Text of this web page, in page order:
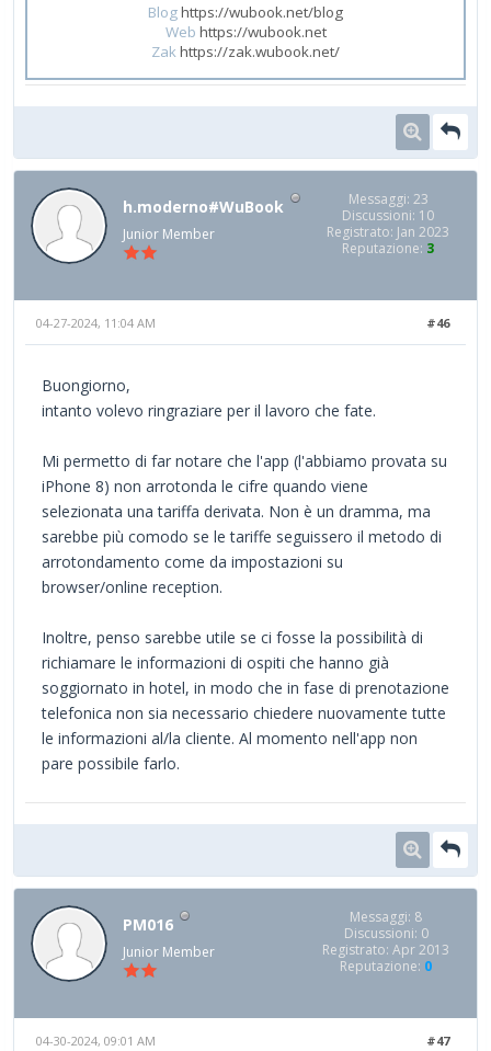
Bloghttps://wubook.net/blog
Web https://wubook.net
Zakhttps://zak.wubook.net/
h.moderno#WuBook
Junior Member
Messaggi: 23
Discussioni: 10
Registrato: Jan 2023
Reputazione: 3
#46
04-27-2024, 11:04 AM
Buongiorno,
intanto volevo ringraziare per il lavoro che fate.
Mi permetto di far notare che l'app (l'abbiamo provata su
iPhone 8) non arrotonda le cifre quando viene
selezionata una tariffa derivata. Non è un dramma, ma
sarebbe più comodo se le tariffe seguissero il metodo di
arrotondamento come da impostazioni su
browser/online reception.
Inoltre, penso sarebbe utile se ci fosse la possibilità di
richiamare le informazioni di ospiti che hanno già
soggiornato in hotel, in modo che in fase di prenotazione
telefonica non sia necessario chiedere nuovamente tutte
le informazioni al/la cliente. Al momento nell'app non
pare possibile farlo.
PM016
Junior Member
Messaggi: 8
Discussioni: 0
Registrato: Apr 2013
Reputazione: 0
#47
04-30-2024, 09:01 AM